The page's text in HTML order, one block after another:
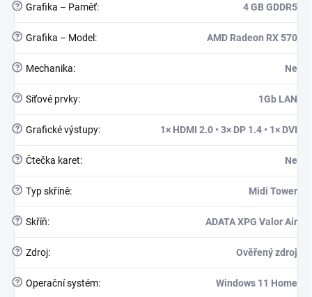
? Grafika – Paměť: 4 GB GDDR5
? Grafika – Model : AMD Radeon RX 570
? Mechanika: Ne
? Síťové prvky: 1Gb LAN
? Grafické výstupy: 1× HDMI 2.0 • 3× DP 1.4 • 1× DVI
? Čtečka karet: Ne
? Typ skříně: Midi Tower
? Skříň: ADATA XPG Valor Air
? Zdroj: Ověřený zdroj
? Operační systém: Windows 11 Home